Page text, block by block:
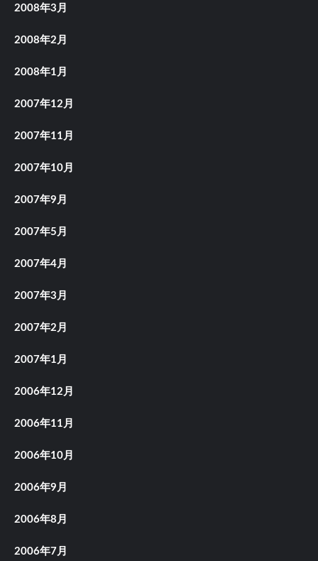
2008年3月
2008年2月
2008年1月
2007年12月
2007年11月
2007年10月
2007年9月
2007年5月
2007年4月
2007年3月
2007年2月
2007年1月
2006年12月
2006年11月
2006年10月
2006年9月
2006年8月
2006年7月